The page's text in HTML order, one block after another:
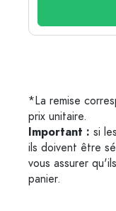
*La remise
prix unitaire.
Important : si
ils doivent être
vous assurer
panier.